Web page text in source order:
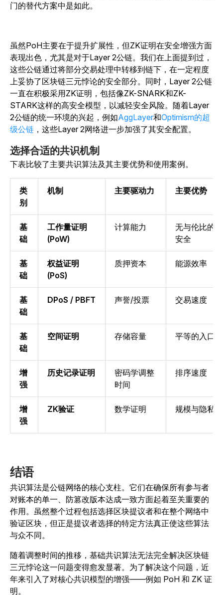
门的替代方案中是如此。
虽然PoH主要在于提升扩展性，但ZK证明在安全增强方面
表现出色，尤其是对于Layer 2公链。我们在上面提到过，
这些公链通过将部分交易处理中转移到链下，在一定程度
上妥协了区块链三元悖论的安全部分。同时，Layer 2公链
一直在积极采用ZK证明，包括像ZK-SNARK和ZK-
STARK这样的高安全模型，以减轻安全风险。随着Layer
2公链的统一环境的兴起，例如AggLayer和Optimism的超
级公链 ，这些Layer 2网络进一步加强了其安全配置。
选择合适的共识机制
下表比较了主要共识算法及其主要优势和使用案例。
类
别
机制 主要驱动力 主要优势
基
础
工作量证明
(PoW)
计算能力
无与伦比的
安全
基
础
权益证明
(PoS)
质押资本 能源效率
基
础
DPoS / PBFT 声誉/投票 交易速度
基
础
空间证明 存储容量 平等的入口
增
强
历史记录证明
密码学调整
时间
排序速度
增
强
ZK验证 数学证明 规模与隐私
结语
共识算法是公链网络的核心支柱。它们在确保所有参与者
对账本的单一、防篡改版本达成一致方面起着至关重要的
作用。虽然整个过程包括选择区块提议者和在整个网络中
验证区块，但正是提议者选择的特定方法真正使这些算法
与众不同。
随着调整时间的推移，基础共识算法无法完全解决区块链
三元悖论这一问题变得愈发显著。为了解决这个问题，近
年来引入了对核心共识模型的增强——例如 PoH 和 ZK 证
明。